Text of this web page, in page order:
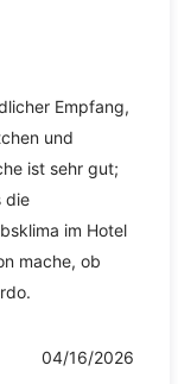
Empfang,
und
ist sehr gut;
die
im Hotel
mache, ob
04/16/2026